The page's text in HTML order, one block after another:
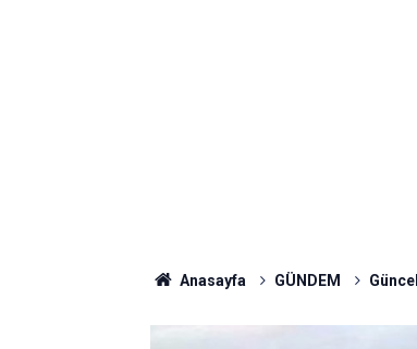
Anasayfa GÜNDEM Güncel